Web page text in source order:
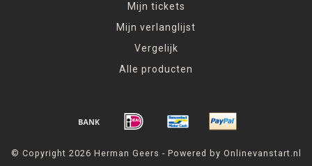
Mijn tickets
Mijn verlanglijst
Vergelijk
Alle producten
© Copyright 2026 Herman Geers - Powered by Onlinevanstart.nl